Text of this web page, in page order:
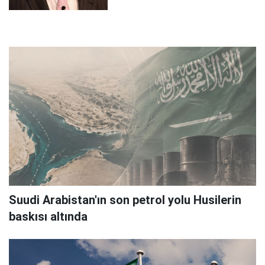
Suudi Arabistan'ın son petrol yolu Husilerin
baskısı altında